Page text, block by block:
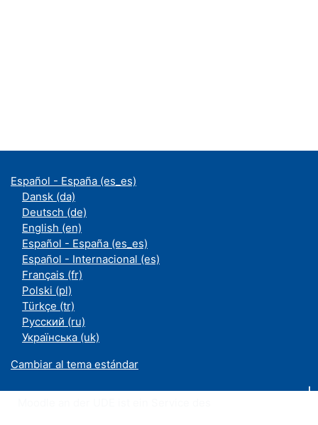
Español - España ‎(es_es)‎
Dansk ‎(da)‎
Deutsch ‎(de)‎
English ‎(en)‎
Español - España ‎(es_es)‎
Español - Internacional ‎(es)‎
Français ‎(fr)‎
Polski ‎(pl)‎
Türkçe ‎(tr)‎
Русский ‎(ru)‎
Українська ‎(uk)‎
Cambiar al tema estándar